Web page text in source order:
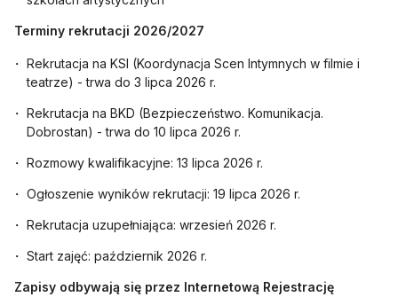
Terminy rekrutacji 2026/2027
Rekrutacja na KSI (Koordynacja Scen Intymnych w filmie i
teatrze) - trwa do 3 lipca 2026 r.
Rekrutacja na BKD (Bezpieczeństwo. Komunikacja.
Dobrostan) - trwa do 10 lipca 2026 r.
Rozmowy kwalifikacyjne: 13 lipca 2026 r.
Ogłoszenie wyników rekrutacji: 19 lipca 2026 r.
Rekrutacja uzupełniająca: wrzesień 2026 r.
Start zajęć: październik 2026 r.
Zapisy odbywają się przez Internetową Rejestrację